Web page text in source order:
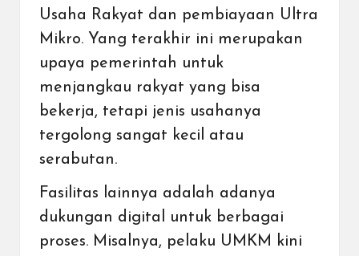
Usaha Rakyat dan pembiayaan Ultra
Mikro. Yang terakhir ini merupakan
upaya pemerintah untuk
menjangkau rakyat yang bisa
bekerja, tetapi jenis usahanya
tergolong sangat kecil atau
serabutan.
Fasilitas lainnya adalah adanya
dukungan digital untuk berbagai
proses. Misalnya, pelaku UMKM kini